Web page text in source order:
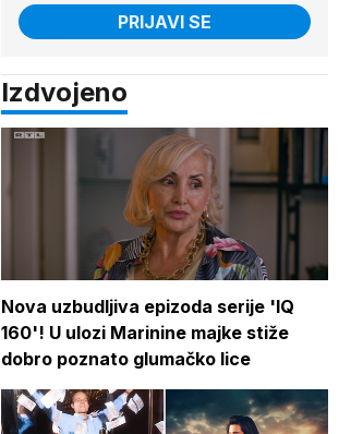
PRIJAVI SE
Izdvojeno
Nova uzbudljiva epizoda serije 'IQ
160'! U ulozi Marinine majke stiže
dobro poznato glumačko lice